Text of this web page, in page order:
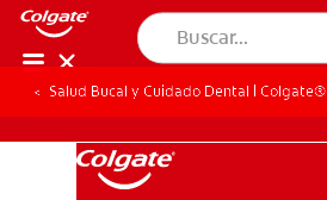
Salud Bucal y Cuidado Dental | Colgate®